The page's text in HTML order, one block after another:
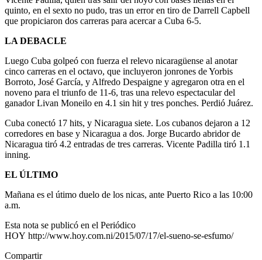
quinto, en el sexto no pudo, tras un error en tiro de Darrell Capbell
que propiciaron dos carreras para acercar a Cuba 6-5.
LA DEBACLE
Luego Cuba golpeó con fuerza el relevo nicaragüense al anotar
cinco carreras en el octavo, que incluyeron jonrones de Yorbis
Borroto, José García, y Alfredo Despaigne y agregaron otra en el
noveno para el triunfo de 11-6, tras una relevo espectacular del
ganador Livan Moneilo en 4.1 sin hit y tres ponches. Perdió Juárez.
Cuba conectó 17 hits, y Nicaragua siete. Los cubanos dejaron a 12
corredores en base y Nicaragua a dos. Jorge Bucardo abridor de
Nicaragua tiró 4.2 entradas de tres carreras. Vicente Padilla tiró 1.1
inning.
EL ÚLTIMO
Mañana es el útimo duelo de los nicas, ante Puerto Rico a las 10:00
a.m.
Esta nota se publicó en el Periódico
HOY http://www.hoy.com.ni/2015/07/17/el-sueno-se-esfumo/
Compartir